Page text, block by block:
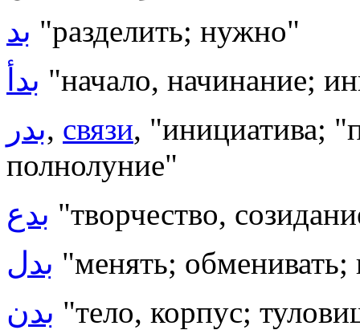
بد "разделить; нужно"
بدأ "начало, начинание;
بدر, связи, "инициатива;
полнолуние"
بدع "творчество,
بدل "менять;
بدن "тело, корпус;